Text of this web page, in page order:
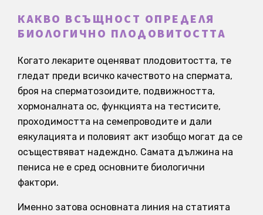
КАКВО ВСЪЩНОСТ ОПРЕДЕЛЯ
БИОЛОГИЧНО ПЛОДОВИТОСТТА
Когато лекарите оценяват плодовитостта, те
гледат преди всичко качеството на спермата,
броя на сперматозоидите, подвижността,
хормоналната ос, функцията на тестисите,
проходимостта на семепроводите и дали
еякулацията и половият акт изобщо могат да се
осъществяват надеждно. Самата дължина на
пениса не е сред основните биологични
фактори.
Именно затова основната линия на статията